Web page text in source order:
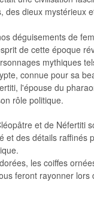
des dieux mystérieux
déguisements de
de cette époque
mythiques
connue pour sa
l'épouse du
rôle politique.
et de Néfertiti
et des détails raffinés
les coiffes
feront rayonner lors